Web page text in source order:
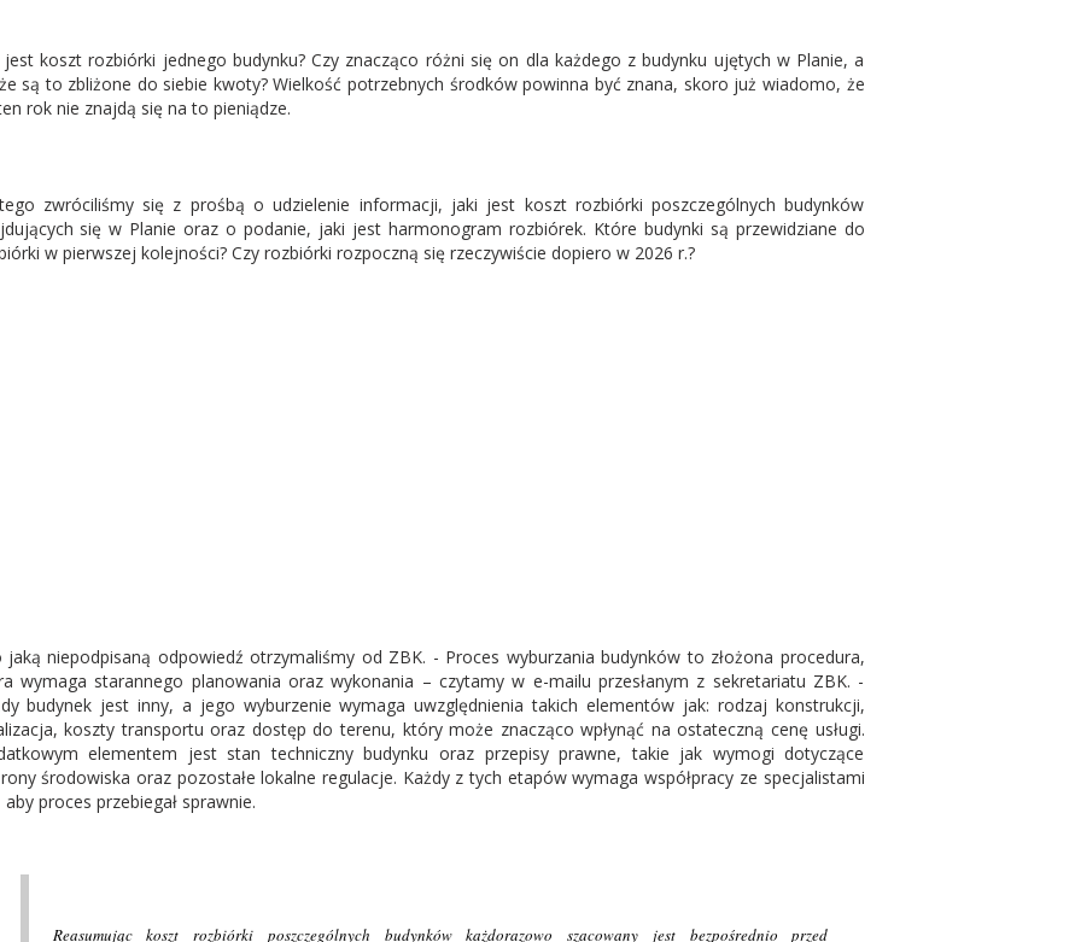
jest koszt rozbiórki jednego budynku? Czy znacząco różni się on dla każdego z budynku ujętych w Planie, a
są to zbliżone do siebie kwoty? Wielkość potrzebnych środków powinna być znana, skoro już wiadomo, że
rok nie znajdą się na to pieniądze.
zwróciliśmy się z prośbą o udzielenie informacji, jaki jest koszt rozbiórki poszczególnych budynków
się w Planie oraz o podanie, jaki jest harmonogram rozbiórek. Które budynki są przewidziane do
w pierwszej kolejności? Czy rozbiórki rozpoczną się rzeczywiście dopiero w 2026 r.?
jaką niepodpisaną odpowiedź otrzymaliśmy od ZBK. - Proces wyburzania budynków to złożona procedura,
wymaga starannego planowania oraz wykonania – czytamy w e-mailu przesłanym z sekretariatu ZBK. -
budynek jest inny, a jego wyburzenie wymaga uwzględnienia takich elementów jak: rodzaj konstrukcji,
koszty transportu oraz dostęp do terenu, który może znacząco wpłynąć na ostateczną cenę usługi.
elementem jest stan techniczny budynku oraz przepisy prawne, takie jak wymogi dotyczące
środowiska oraz pozostałe lokalne regulacje. Każdy z tych etapów wymaga współpracy ze specjalistami
proces przebiegał sprawnie.
Reasumując koszt rozbiórki poszczególnych budynków każdorazowo szacowany jest bezpośrednio przed